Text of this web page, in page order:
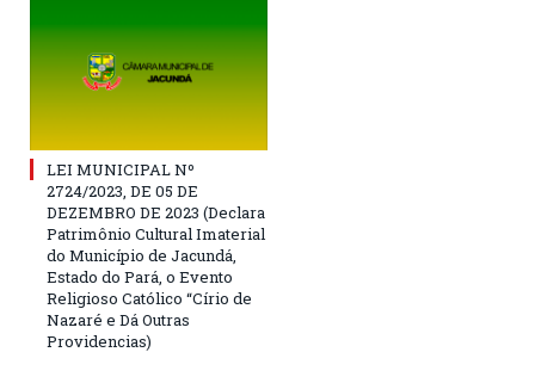
LEI MUNICIPAL Nº
2724/2023, DE 05 DE
DEZEMBRO DE 2023 (Declara
Patrimônio Cultural Imaterial
do Município de Jacundá,
Estado do Pará, o Evento
Religioso Católico “Círio de
Nazaré e Dá Outras
Providencias)